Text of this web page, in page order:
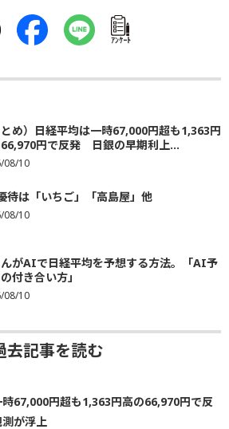
ｱﾝｹｰﾄ
とめ）日経平均は一時67,000円超も1,363円
円で反発 日銀の早期利上...
08/10
待は「いちご」「高島屋」他
08/10
がAIで日経平均を予想する方法。「AI予
付き合い方」
08/10
去記事を読む
時67,000円超も1,363円高の66,970円で反
が浮上